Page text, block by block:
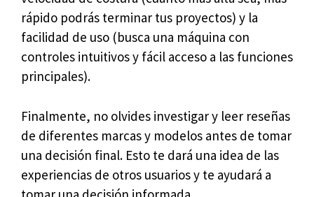
rápido podrás terminar tus proyectos) y la
facilidad de uso (busca una máquina con
controles intuitivos y fácil acceso a las funciones
principales).
Finalmente, no olvides investigar y leer reseñas
de diferentes marcas y modelos antes de tomar
una decisión final. Esto te dará una idea de las
experiencias de otros usuarios y te ayudará a